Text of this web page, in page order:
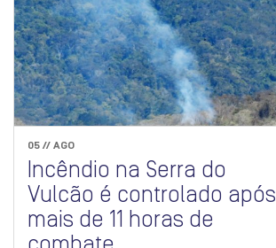
05 // AGO
Incêndio na Serra do
Vulcão é controlado após
mais de 11 horas de